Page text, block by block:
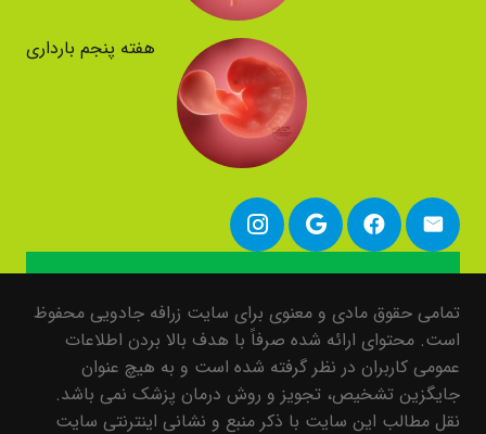
هفته پنجم بارداری
تمامی حقوق مادی و معنوی برای سایت زرافه جادویی محفوظ
است. محتوای ارائه شده صرفاً با هدف بالا بردن اطلاعات
عمومی کاربران در نظر گرفته شده است و به هیچ عنوان
جایگزین تشخیص، تجویز و روش درمان پزشک نمی باشد.
نقل مطالب این سایت با ذکر منبع و نشانی اینترنتی سایت